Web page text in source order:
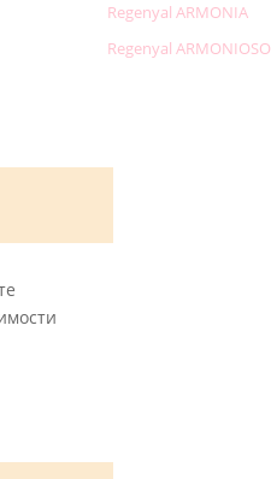
Regenyal ARMONIA
Regenyal ARMONIOSO